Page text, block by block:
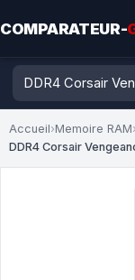
COMPARATEUR-
Accueil›Memoire RAM›
DDR4 Corsair